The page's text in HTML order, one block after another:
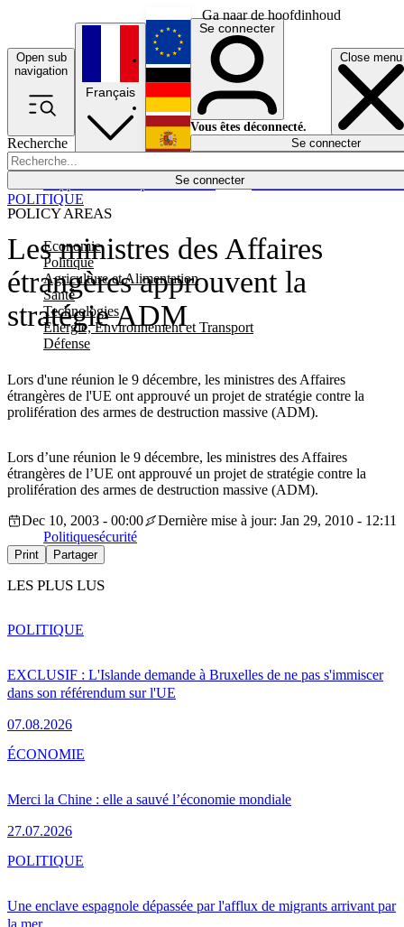
Ga naar de hoofdinhoud
Open sub
navigation
Close menu
Recherche
Se connecter
POLICY AREAS
Economie
Politique
Agriculture et Alimentation
Santé
Technologies
Energie, Environnement et Transport
Défense
Économie
Français
English
Deutsch
Español
Se connecter
Vous êtes déconnecté.
Se connecter
Les ministres des Affaires
étrangères approuvent la
stratégie ADM
Lors d'une réunion le 9 décembre, les ministres des Affaires
étrangères de l'UE ont approuvé un projet de stratégie contre la
prolifération des armes de destruction massive (ADM).
POLITIQUE
Lors d’une réunion le 9 décembre, les ministres des Affaires
étrangères de l’UE ont approuvé un projet de stratégie contre la
prolifération des armes de destruction massive (ADM).
Dec 10, 2003 - 00:00
Dernière mise à jour: Jan 29, 2010 - 12:11
Politiquesécurité
Print Partager
LES PLUS LUS
EXCLUSIF : L'Islande demande à Bruxelles de ne pas s'immiscer
dans son référendum sur l'UE
07.08.2026
POLITIQUE
Merci la Chine : elle a sauvé l’économie mondiale
27.07.2026
ÉCONOMIE
Une enclave espagnole dépassée par l'afflux de migrants arrivant par
la mer
POLITIQUE